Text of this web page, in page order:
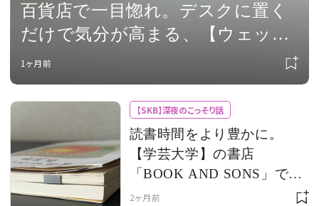
百貨店で一目惚れ。デスクに置く
だけで気分が高まる、【ウェッジ
ウッド】のドリンクタンブラー
1ヶ月前
【SKB】深夜のこっそり話
読書時間をより豊かに。
【学芸大学】の書店
「BOOK AND SONS」で見
つけた【Hiroki Ataka】のブ
2ヶ月前